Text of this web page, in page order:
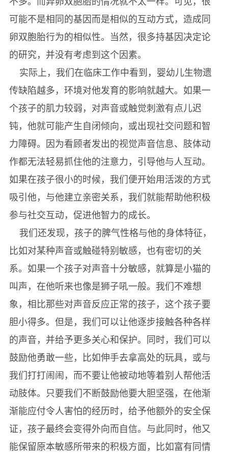
可能不是相同的基因而是相似的互动方式，造成同
卵双胞胎行为的相似性。当然，很多持基因决定论
的研究，并没有考虑到这个因素。
实际上，我们在临床工作中看到，婴幼儿生物遗
传缺陷越多，环境对他发育的影响就越大。如果一
个孩子的肌力较弱，对声音或触觉刺激有点儿迟
钝，他就可能产生自闭倾向，或出现社交问题和智
力障碍。因为看顾者发出的视觉声音信息、肢体动
作都无法轻易抓住他的注意力，引导他与人互动。
如果在孩子很小的时候，我们便开始用活泼的方式
吸引他，与他建立亲密关系，我们就能帮助他积极
参与社交互动，促进他智力的成长。
我们还发现，孩子的脾气性格与他的身体特征，
比如对某种声音或触碰特别敏感，也有密切的关
系。如果一个孩子对声音十分敏感，就算是小猫的
叫声，在他听来也像是狮子吼一般。我们不难想
象，相比那些对声音反应正常的孩子，这个孩子要
胆小得多。但是，我们可以让他逐步接触各种各样
的声音，并给予更多关心和保护。同时，我们可以
鼓励他勇敢一些，比如伸手去拿高处的玩具，或与
我们打打闹闹，而不要让他被动地等着别人帮他活
动肢体。只要我们不断鼓励他要大胆坚强，在他渐
渐能应付令人害怕的经历时，给予他额外的安全保
证，孩子最终会变得外向而自信。与此同时，他又
能保留原本敏感所带来的积极方面，比如富有同情